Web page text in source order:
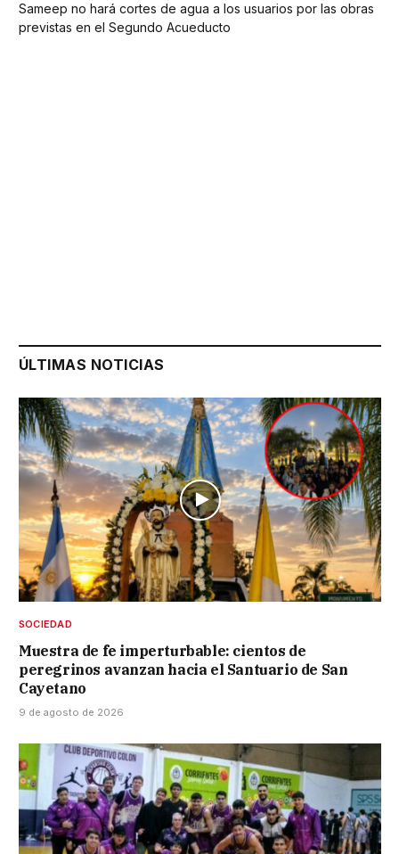
Sameep no hará cortes de agua a los usuarios por las obras
previstas en el Segundo Acueducto
ÚLTIMAS NOTICIAS
SOCIEDAD
Muestra de fe imperturbable: cientos de
peregrinos avanzan hacia el Santuario de San
Cayetano
9 de agosto de 2026